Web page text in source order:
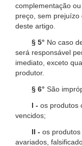
complementação
preço, sem prejuízo
deste artigo.
§ 5° No caso
será responsável
imediato, exceto
produtor.
§ 6° São
I - os produtos
vencidos;
II - os
avariados,